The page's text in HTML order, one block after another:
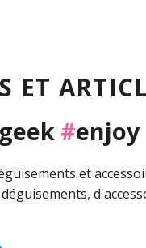
ET
geek #enjoy
et